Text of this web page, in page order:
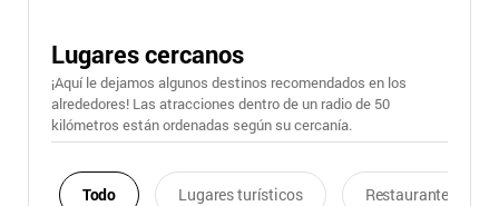
Lugares cercanos
¡Aquí le dejamos algunos destinos recomendados en los
alrededores! Las atracciones dentro de un radio de 50
kilómetros están ordenadas según su cercanía.
Todo Lugares turísticos Restaurantes